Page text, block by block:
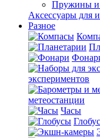
Пружины
Аксессуары для
Разное
экспериментов
метеостанции
Часы